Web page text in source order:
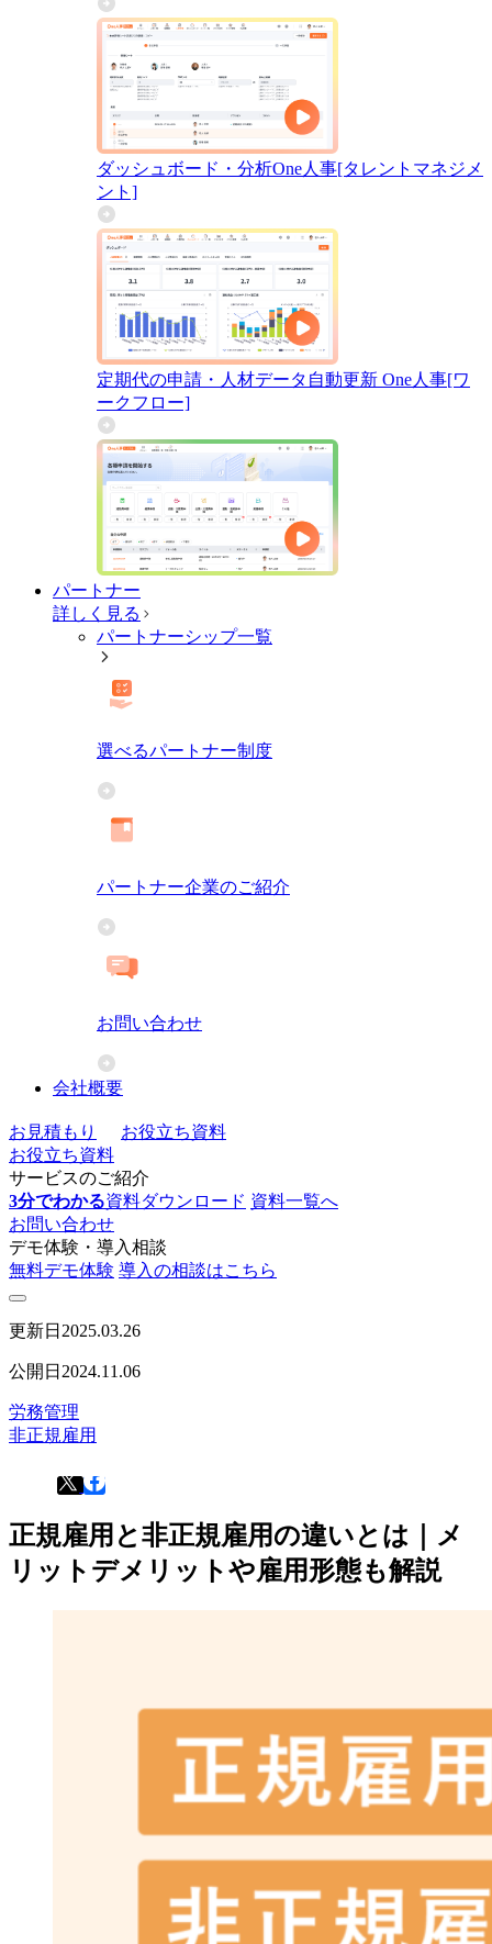
ダッシュボード・分析One人事[タレントマネジメ
ント]
定期代の申請・人材データ自動更新 One人事[ワ
ークフロー]
パートナー
詳しく見る
パートナーシップ一覧
選べるパートナー制度
パートナー企業のご紹介
お問い合わせ
会社概要
お見積もり
お役立ち資料
お役立ち資料
サービスのご紹介
3分でわかる資料ダウンロード 資料一覧へ
お問い合わせ
デモ体験・導入相談
無料デモ体験 導入の相談はこちら
更新日 2025.03.26
公開日 2024.11.06
労務管理
非正規雇用
正規雇用と非正規雇用の違いとは｜メ
リットデメリットや雇用形態も解説